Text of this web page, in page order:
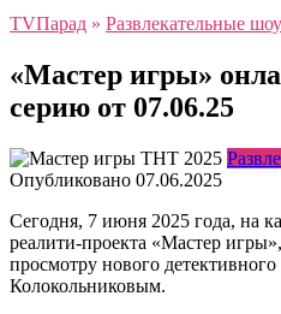
TVПарад » Развлекательные шоу
«Мастер игры»
серию от 07.06.25
Опубликовано 07.06.2025
Сегодня, 7 июня 2025 года, на
реалити-проекта «Мастер
просмотру нового
Колокольниковым.